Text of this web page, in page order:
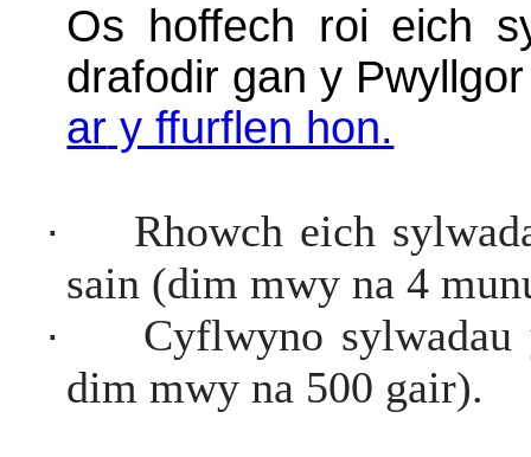
Os hoffech roi eich
drafodir gan y
ar y ffurflen hon.
·
Rhowch eich
sain (dim mwy na 4
·
Cyflwyno
dim mwy na 500 gair).